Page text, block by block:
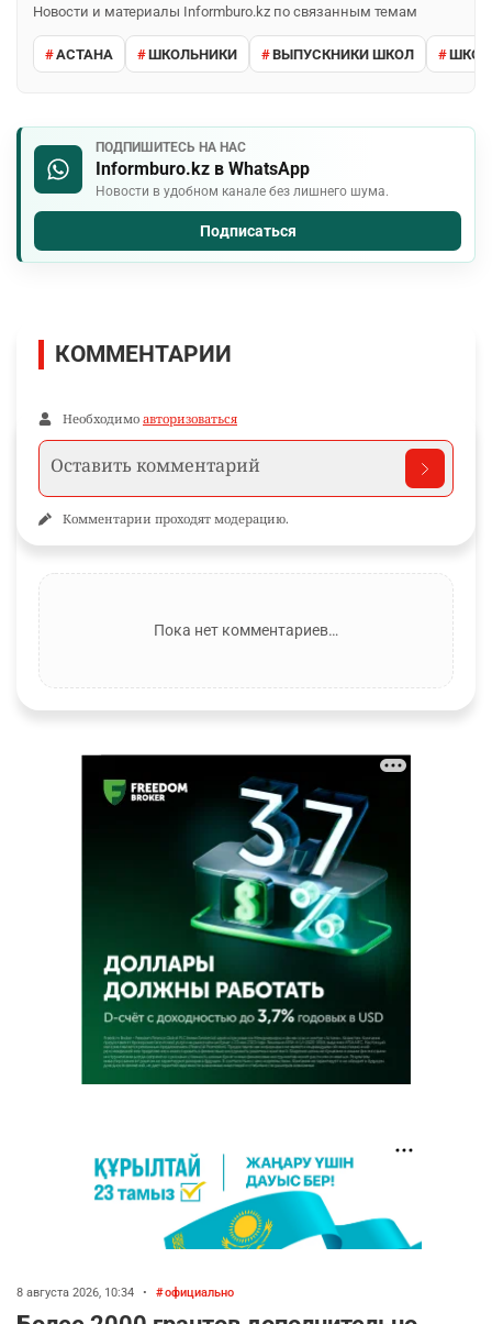
Новости и материалы Informburo.kz по связанным темам
АСТАНА ШКОЛЬНИКИ ВЫПУСКНИКИ ШКОЛ
ПОДПИШИТЕСЬ НА НАС
Informburo.kz в WhatsApp
Новости в удобном канале без лишнего шума.
Подписаться
КОММЕНТАРИИ
Необходимо авторизоваться
Комментарии проходят модерацию.
Пока нет комментариев…
8 августа 2026, 10:34 • официально